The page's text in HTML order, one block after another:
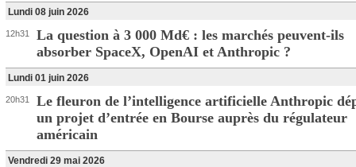
Lundi 08 juin 2026
12h31
La question à 3 000 Md€ : les marchés peuvent-ils
absorber SpaceX, OpenAI et Anthropic ?
Lundi 01 juin 2026
20h31
Le fleuron de l’intelligence artificielle Anthropic
un projet d’entrée en Bourse auprès du régulateur
américain
Vendredi 29 mai 2026